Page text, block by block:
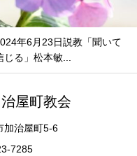
年6月23日説教「聞いて
じる」松本敏...
屋町教会
治屋町5-6
7285